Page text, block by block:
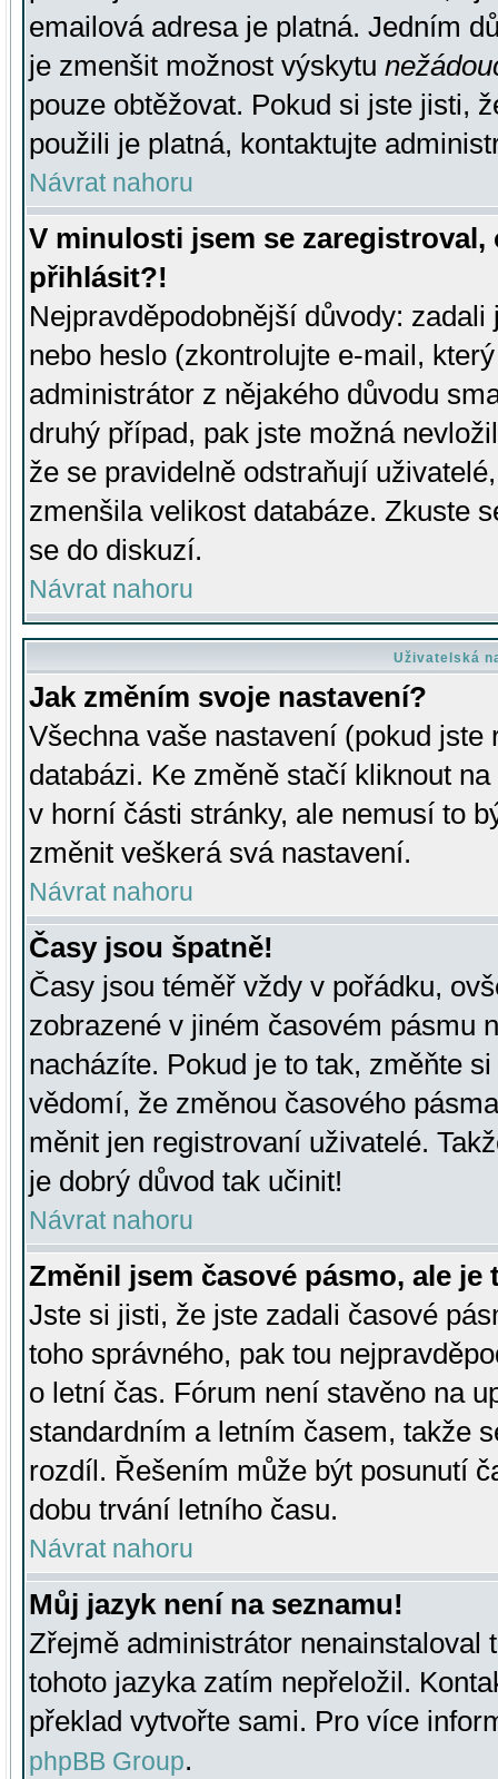
emailová adresa je platná. Jedním
je zmenšit možnost výskytu
pouze obtěžovat. Pokud si jste jisti,
použili je platná, kontaktujte
Návrat nahoru
V minulosti jsem se
přihlásit?!
Nejpravděpodobnější důvody:
nebo heslo (zkontrolujte e-mail,
administrátor z nějakého důvodu
druhý případ, pak jste možná
že se pravidelně odstraňují
zmenšila velikost databáze. Zkuste
se do diskuzí.
Návrat nahoru
Uživatelská
Jak změním svoje nastavení?
Všechna vaše nastavení (pokud
databázi. Ke změně stačí kliknout
v horní části stránky, ale nemusí to
změnit veškerá svá nastavení.
Návrat nahoru
Časy jsou špatně!
Časy jsou téměř vždy v pořádku,
zobrazené v jiném časovém pásmu
nacházíte. Pokud je to tak, změňte
vědomí, že změnou časového
měnit jen registrovaní uživatelé.
je dobrý důvod tak učinit!
Návrat nahoru
Změnil jsem časové pásmo, ale je
Jste si jisti, že jste zadali časové
toho správného, pak tou
o letní čas. Fórum není stavěno na
standardním a letním časem, takže
rozdíl. Řešením může být posunutí
dobu trvání letního času.
Návrat nahoru
Můj jazyk není na seznamu!
Zřejmě administrátor nenainstaloval
tohoto jazyka zatím nepřeložil.
překlad vytvořte sami. Pro více
phpBB Group.